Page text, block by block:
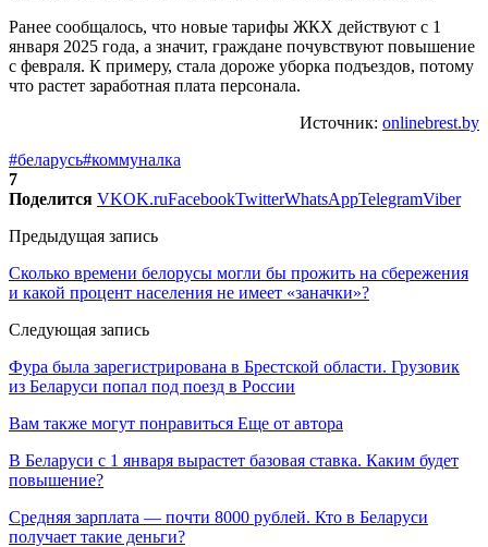
Ранее сообщалось, что новые тарифы ЖКХ действуют с 1
января 2025 года, а значит, граждане почувствуют повышение
с февраля. К примеру, стала дороже уборка подъездов, потому
что растет заработная плата персонала.
Источник: onlinebrest.by
#беларусь#коммуналка
7
Поделится VKOK.ruFacebookTwitterWhatsAppTelegramViber
Предыдущая запись
Сколько времени белорусы могли бы прожить на сбережения
и какой процент населения не имеет «заначки»?
Следующая запись
Фура была зарегистрирована в Брестской области. Грузовик
из Беларуси попал под поезд в России
Вам также могут понравиться Еще от автора
В Беларуси с 1 января вырастет базовая ставка. Каким будет
повышение?
Средняя зарплата — почти 8000 рублей. Кто в Беларуси
получает такие деньги?